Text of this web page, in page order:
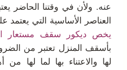
عنه. ولأن في وقتنا الحاضر
العناصر الأساسية التي يعتمد
يخص ديكور سقف مستعار
بأسقف المنزل تعتبر من
لها والاعتناء بها لما لها من